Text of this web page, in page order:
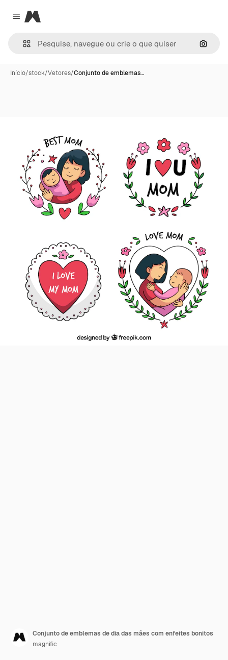
Close menu
Magnific
Início/stock/Vetores/Conjunto de emblemas…
Conjunto de emblemas de dia das mães com enfeites bonitos
magnific